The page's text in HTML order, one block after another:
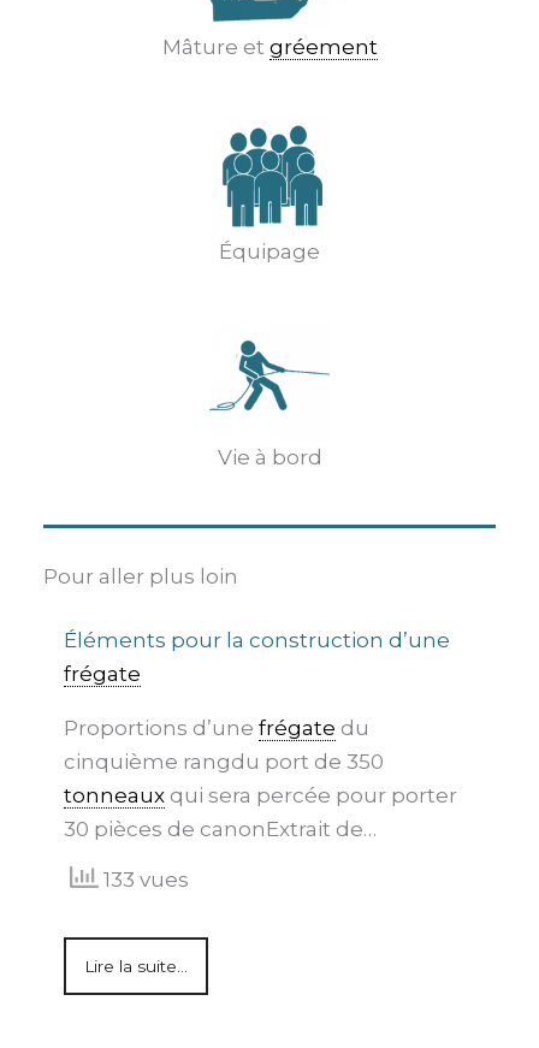
Mâture et gréement
Équipage
Vie à bord
Pour aller plus loin
Éléments pour la construction d’une
frégate
Proportions d’unefrégate du
cinquième rangdu port de 350
tonneaux qui sera percée pour porter
30 pièces de canonExtrait de…
133 vues
Lire la suite...